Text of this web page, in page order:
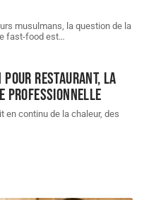
musulmans, la question de la
fast-food est…
pour restaurant, la
professionnelle
en continu de la chaleur, des